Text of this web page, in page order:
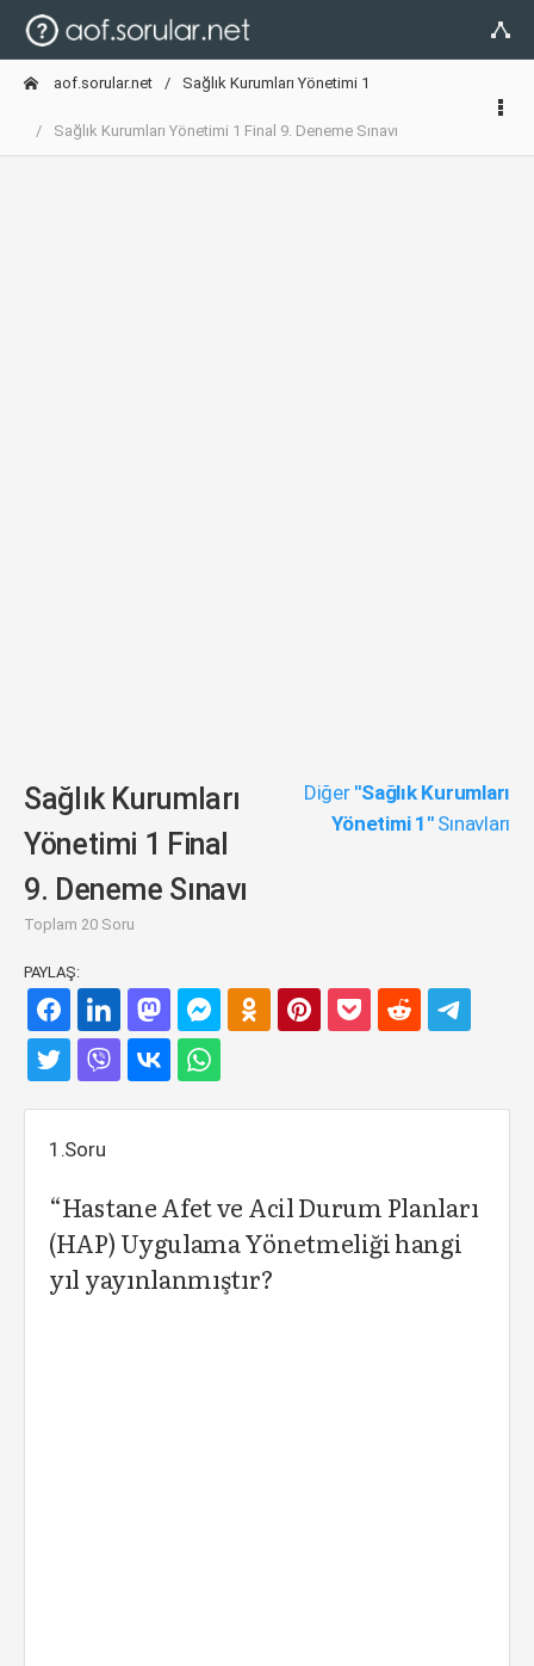
aof.sorular.net Sağlık Kurumları Yönetimi 1
Sağlık Kurumları Yönetimi 1 Final 9. Deneme Sınavı
Sağlık Kurumları
Yönetimi 1 Final
9. Deneme Sınavı
Toplam 20 Soru
Diğer "Sağlık Kurumları
Yönetimi 1"Sınavları
PAYLAŞ:
1.Soru
“Hastane Afet ve Acil Durum Planları
(HAP) Uygulama Yönetmeliği hangi
yıl yayınlanmıştır?